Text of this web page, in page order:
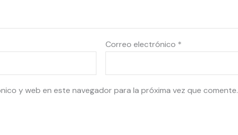
Correo electrónico *
y web en este navegador para la próxima vez que comente.